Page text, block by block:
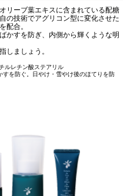
リーブ葉エキスに含まれている配糖
の技術でアグリコン型に変化させた
配合。
かすを防ぎ、内側から輝くような明
しましょう。
ルレチン酸ステアリル
を防ぐ。日やけ・雪やけ後のほてりを防